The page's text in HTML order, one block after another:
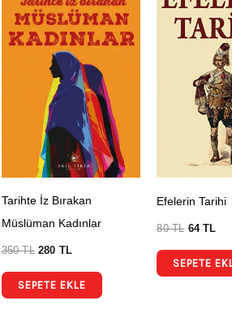
Tarihte İz Bırakan
Müslüman Kadınlar
350TL 280 TL
SEPETE EKLE
Efelerin Tarihi
80TL 64TL
SEPETE